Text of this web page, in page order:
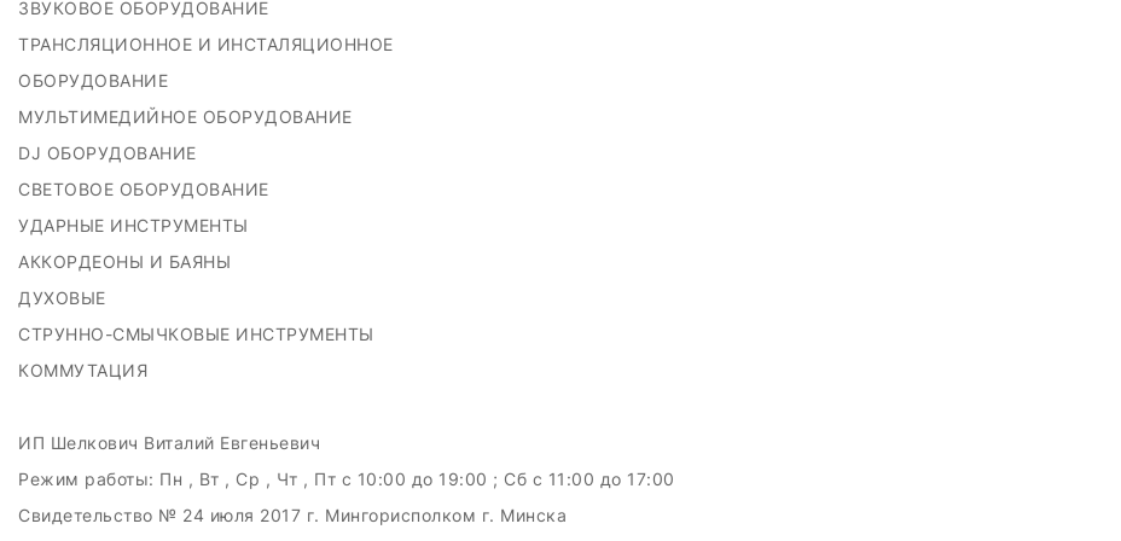
ЗВУКОВОЕ ОБОРУДОВАНИЕ
ТРАНСЛЯЦИОННОЕ И ИНСТАЛЯЦИОННОЕ
ОБОРУДОВАНИЕ
МУЛЬТИМЕДИЙНОЕ ОБОРУДОВАНИЕ
DJ ОБОРУДОВАНИЕ
СВЕТОВОЕ ОБОРУДОВАНИЕ
УДАРНЫЕ ИНСТРУМЕНТЫ
АККОРДЕОНЫ И БАЯНЫ
ДУХОВЫЕ
СТРУННО-СМЫЧКОВЫЕ ИНСТРУМЕНТЫ
КОММУТАЦИЯ
ИП Шелкович Виталий Евгеньевич
Режим работы: Пн , Вт , Ср , Чт , Пт c 10:00 до 19:00 ; Сб c 11:00 до 17:00
Свидетельство № 24 июля 2017 г. Мингорисполком г. Минска